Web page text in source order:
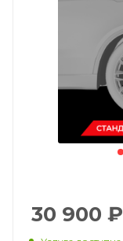
30 900 ₽